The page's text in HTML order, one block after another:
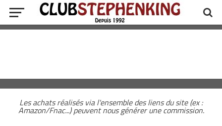
Les achats réalisés via l'ensemble des liens du site (ex :
Amazon/Fnac...) peuvent nous générer une commission.